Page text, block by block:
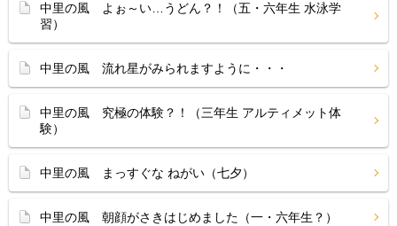
中里の風 よぉ～い…うどん？！（五・六年生 水泳学
習）
中里の風 流れ星がみられますように・・・
中里の風 究極の体験？！（三年生 アルティメット体
験）
中里の風 まっすぐな ねがい（七夕）
中里の風 朝顔がさきはじめました（一・六年生？）